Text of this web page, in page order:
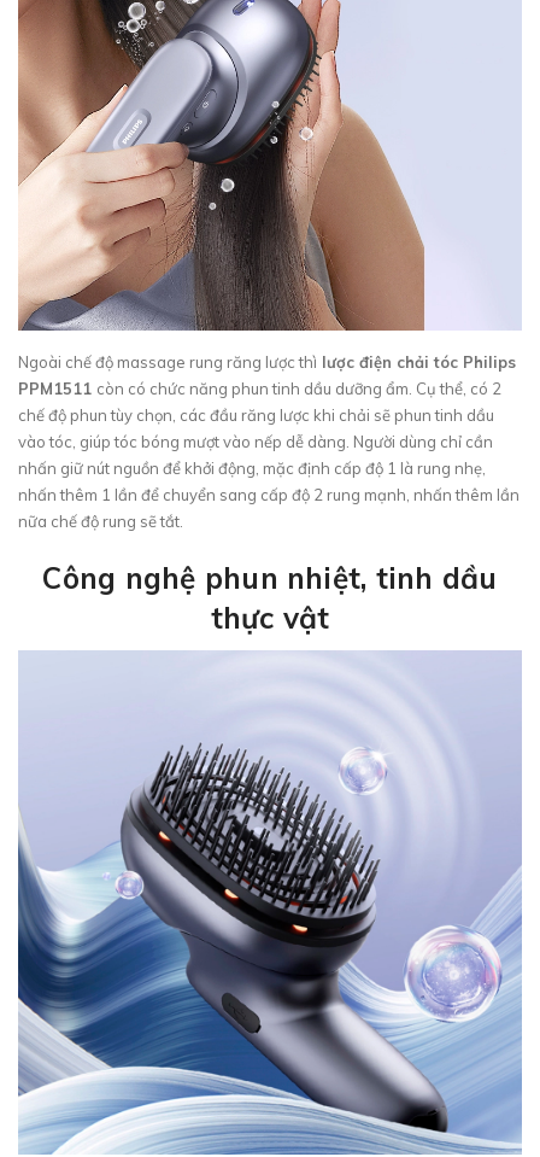
Ngoài chế độ massage rung răng lược thì lược điện chải tóc Philips
PPM1511 còn có chức năng phun tinh dầu dưỡng ẩm. Cụ thể, có 2
chế độ phun tùy chọn, các đầu răng lược khi chải sẽ phun tinh dầu
vào tóc, giúp tóc bóng mượt vào nếp dễ dàng. Người dùng chỉ cần
nhấn giữ nút nguồn để khởi động, mặc định cấp độ 1 là rung nhẹ,
nhấn thêm 1 lần để chuyển sang cấp độ 2 rung mạnh, nhấn thêm lần
nữa chế độ rung sẽ tắt.
Công nghệ phun nhiệt, tinh dầu
thực vật